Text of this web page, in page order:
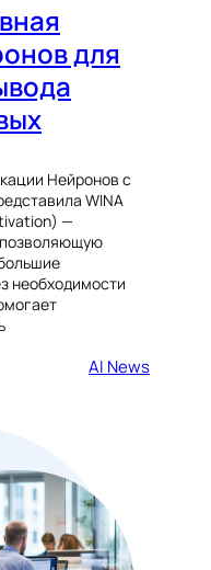
для
Нейронов с
WINA
—
позволяющую
необходимости
AI News